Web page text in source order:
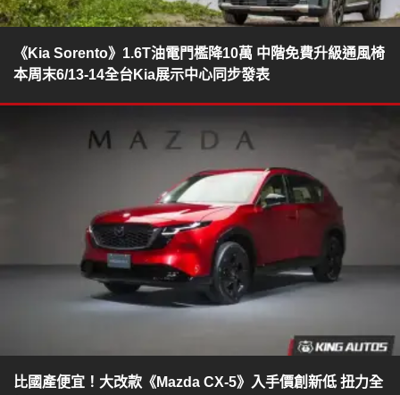
《Kia Sorento》1.6T油電門檻降10萬 中階免費升級通風椅
本周末6/13-14全台Kia展示中心同步發表
比國產便宜！大改款《Mazda CX-5》入手價創新低 扭力全